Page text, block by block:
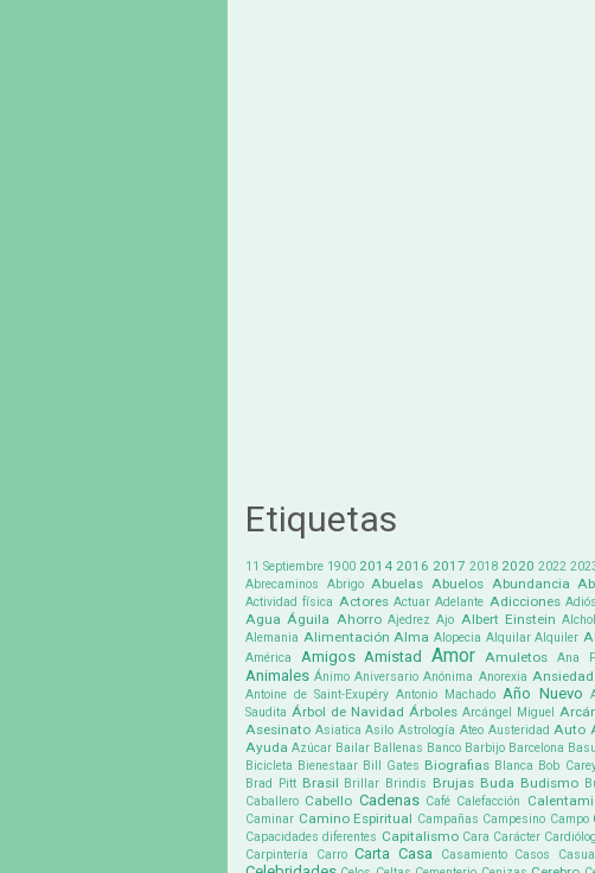
Etiquetas
11 Septiembre 1900 2014 2016 2017 2018 2020 2022
Abrecaminos Abrigo Abuelas Abuelos Abundancia
Actividad física Actores Actuar Adelante Adicciones Adiós
Agua Águila Ahorro Ajedrez Ajo Albert Einstein
Alemania Alimentación Alma Alopecia Alquilar Alquiler
América Amigos Amistad Amor Amuletos Ana
Animales Ánimo Aniversario Anónima Anorexia Ansiedad
Antoine de Saint-Exupéry Antonio Machado Año Nuevo
Saudita Árbol de Navidad Árboles Arcángel Miguel
Asesinato Asiatica Asilo Astrología Ateo Austeridad Auto
Ayuda Azúcar Bailar Ballenas Banco Barbijo Barcelona
Bicicleta Bienestaar Bill Gates Biografias Blanca Bob
Brad Pitt Brasil Brillar Brindis Brujas Buda Budismo
Caballero Cabello Cadenas Café Calefacción
Caminar Camino Espiritual Campañas Campesino Campo
Capacidades diferentes Capitalismo Cara Carácter
Carpintería
Carro Carta Casa Casamiento Casos